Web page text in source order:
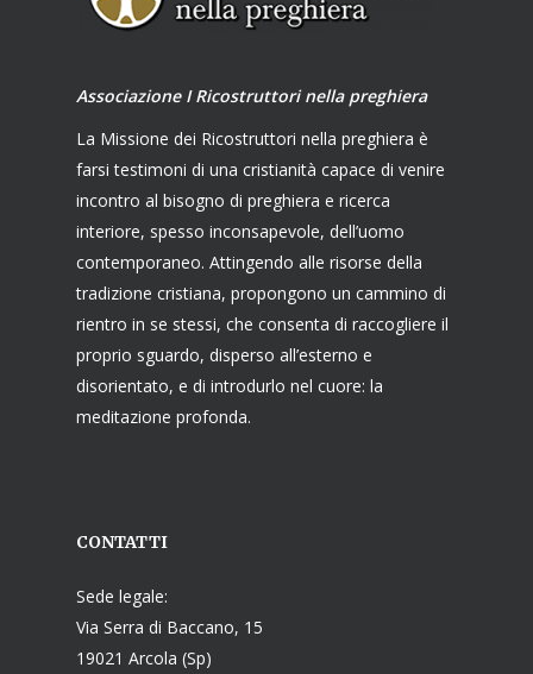
Associazione I Ricostruttori nella preghiera
La Missione dei Ricostruttori nella preghiera è
farsi testimoni di una cristianità capace di venire
incontro al bisogno di preghiera e ricerca
interiore, spesso inconsapevole, dell’uomo
contemporaneo. Attingendo alle risorse della
tradizione cristiana, propongono un cammino di
rientro in se stessi, che consenta di raccogliere il
proprio sguardo, disperso all’esterno e
disorientato, e di introdurlo nel cuore: la
meditazione profonda.
CONTATTI
Sede legale:
Via Serra di Baccano, 15
19021 Arcola (Sp)